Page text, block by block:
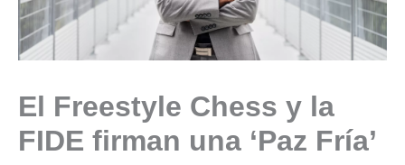
El Freestyle Chess y la
FIDE firman una ‘Paz Fría’